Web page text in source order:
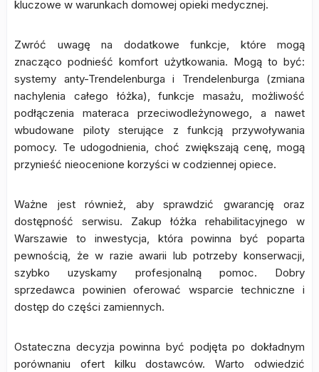
kluczowe w warunkach domowej opieki medycznej.
Zwróć uwagę na dodatkowe funkcje, które mogą
znacząco podnieść komfort użytkowania. Mogą to być:
systemy anty-Trendelenburga i Trendelenburga (zmiana
nachylenia całego łóżka), funkcje masażu, możliwość
podłączenia materaca przeciwodleżynowego, a nawet
wbudowane piloty sterujące z funkcją przywoływania
pomocy. Te udogodnienia, choć zwiększają cenę, mogą
przynieść nieocenione korzyści w codziennej opiece.
Ważne jest również, aby sprawdzić gwarancję oraz
dostępność serwisu. Zakup łóżka rehabilitacyjnego w
Warszawie to inwestycja, która powinna być poparta
pewnością, że w razie awarii lub potrzeby konserwacji,
szybko uzyskamy profesjonalną pomoc. Dobry
sprzedawca powinien oferować wsparcie techniczne i
dostęp do części zamiennych.
Ostateczna decyzja powinna być podjęta po dokładnym
porównaniu ofert kilku dostawców. Warto odwiedzić